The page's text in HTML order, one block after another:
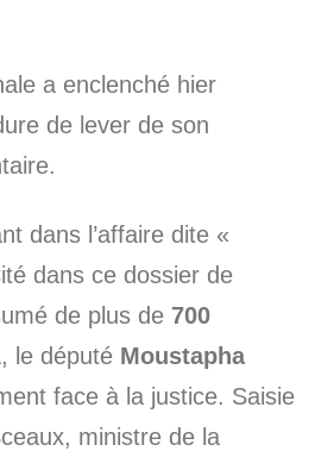
a enclenché hier
de lever de son
dans l’affaire dite «
dans ce dossier de
de plus de 700
, le député Moustapha
face à la justice. Saisie
ministre de la